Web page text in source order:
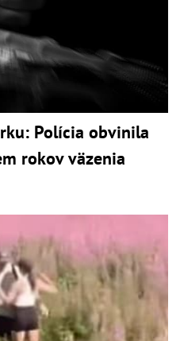
Polícia obvinila
rokov väzenia